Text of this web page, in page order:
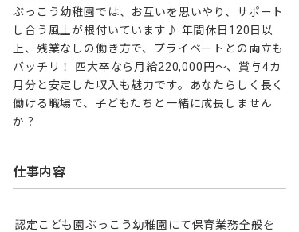
ぶっこう幼稚園では、お互いを思いやり、サポート
し合う風土が根付いています♪ 年間休日120日以
上、残業なしの働き方で、プライベートとの両立も
バッチリ！ 四大卒なら月給220,000円～、賞与4カ
月分と安定した収入も魅力です。あなたらしく長く
働ける職場で、子どもたちと一緒に成長しません
か？
仕事内容
認定こども園ぶっこう幼稚園にて保育業務全般を